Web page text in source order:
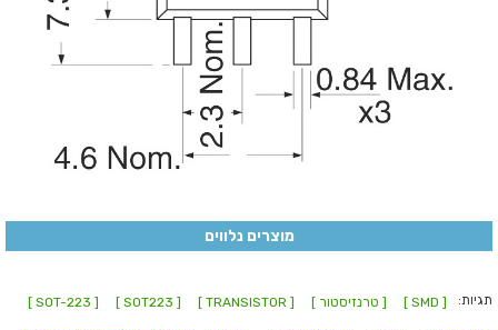
מוצרים נלווים
תגיות: [ SMD ] [ טרנזיסטור ] [ TRANSISTOR ]
[ SOT223 ]
[ SOT-223 ]